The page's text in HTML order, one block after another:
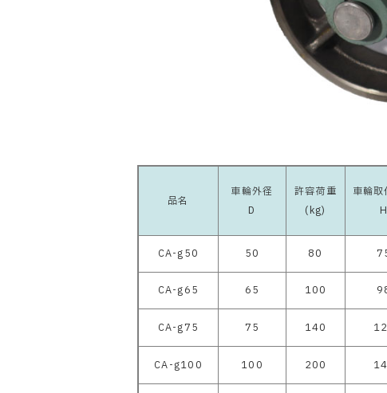
品名
車輪外径
D
許容荷重
(kg)
車輪取
H
CA-g50 50 80
CA-g65 65 100
CA-g75 75 140
CA-g100 100 200